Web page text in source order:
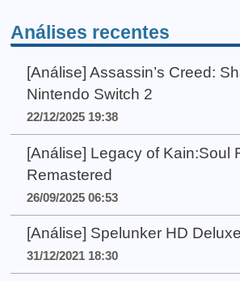
Análises recentes
[Análise] Assassin’s Creed:
Nintendo Switch 2
22/12/2025 19:38
[Análise] Legacy of Kain:Soul
Remastered
26/09/2025 06:53
[Análise] Spelunker HD Deluxe
31/12/2021 18:30